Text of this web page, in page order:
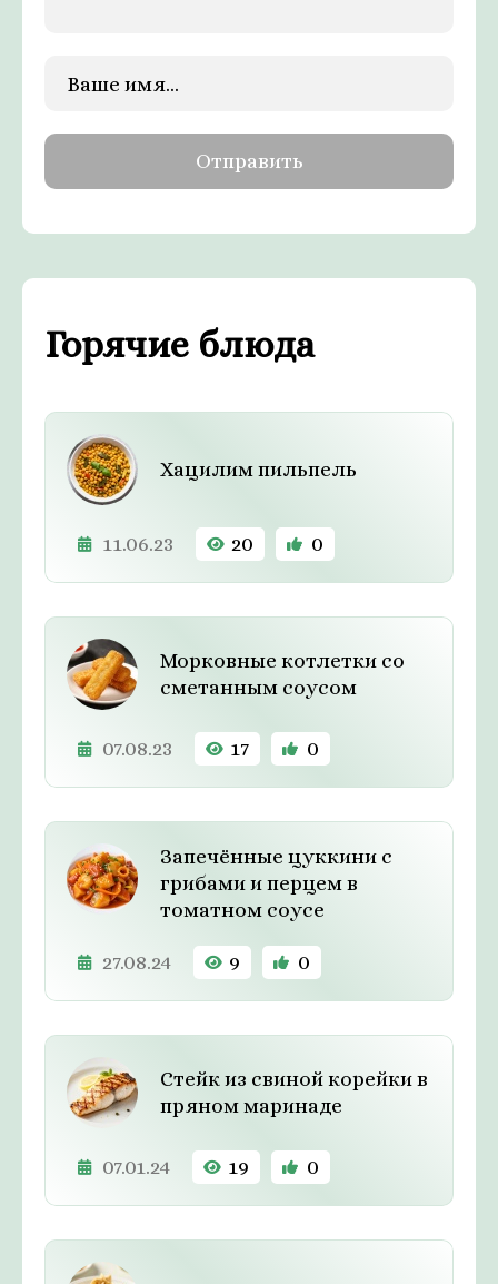
Горячие блюда
Хацилим пильпель
11.06.23 20 0
Морковные котлетки со
сметанным соусом
07.08.23 17 0
Запечённые цуккини с
грибами и перцем в
томатном соусе
27.08.24 9 0
Стейк из свиной корейки в
пряном маринаде
07.01.24 19 0